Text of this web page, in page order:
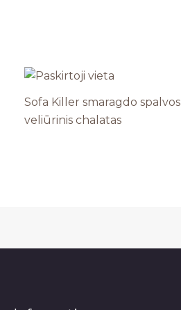
Sofa Killer smaragdo spalvos
veliūrinis chalatas